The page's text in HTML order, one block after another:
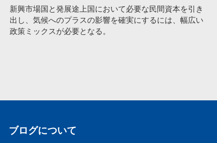
新興市場国と発展途上国において必要な民間資本を引き
出し、気候へのプラスの影響を確実にするには、幅広い
政策ミックスが必要となる。
ブログについて